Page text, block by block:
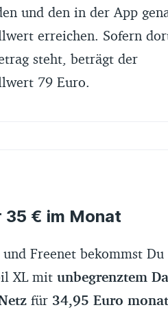
und den in der App
erreichen. Sofern
steht, beträgt der
79 Euro.
35 € im Monat
Freenet bekommst
XL mit unbegrenztem
für 34,95 Euro